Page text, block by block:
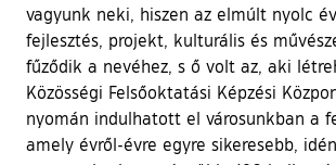
vagyunk neki, hiszen az elmúlt nyolc
fejlesztés, projekt, kulturális és
fűződik a nevéhez, s ő volt az, aki
Közösségi Felsőoktatási Képzési
nyomán indulhatott el városunkban a
amely évről-évre egyre sikeresebb, idén